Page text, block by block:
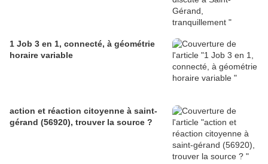
1 Job 3 en 1, connecté, à géométrie
horaire variable
action et réaction citoyenne à saint-
gérand (56920), trouver la source ?